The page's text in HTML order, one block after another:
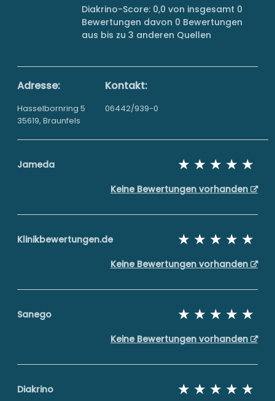
Diakrino-Score: 0,0 von insgesamt 0
Bewertungen davon 0 Bewertungen
aus bis zu 3 anderen Quellen
Adresse:
Hasselbornring 5
35619, Braunfels
Kontakt:
06442/939-0
Jameda
Keine Bewertungen vorhanden
Klinikbewertungen.de
Keine Bewertungen vorhanden
Sanego
Keine Bewertungen vorhanden
Diakrino